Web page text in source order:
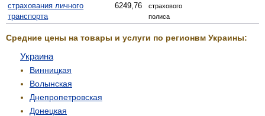
страхования личного
транспорта
6249,76
страхового
полиса
Средние цены на товары и услуги по регионвм Украины:
Украина
Винницкая
Волынская
Днепропетровская
Донецкая